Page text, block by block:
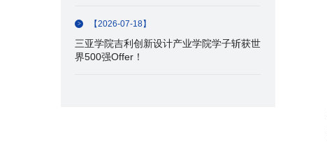
【2026-07-18】
三亚学院吉利创新设计产业学院学子斩获世
界500强Offer！